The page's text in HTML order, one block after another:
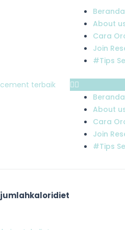
Beranda
About
Cara
Join
#Tips
Menu
Beranda
About
Cara
Join
#Tips
jumlahkaloridiet